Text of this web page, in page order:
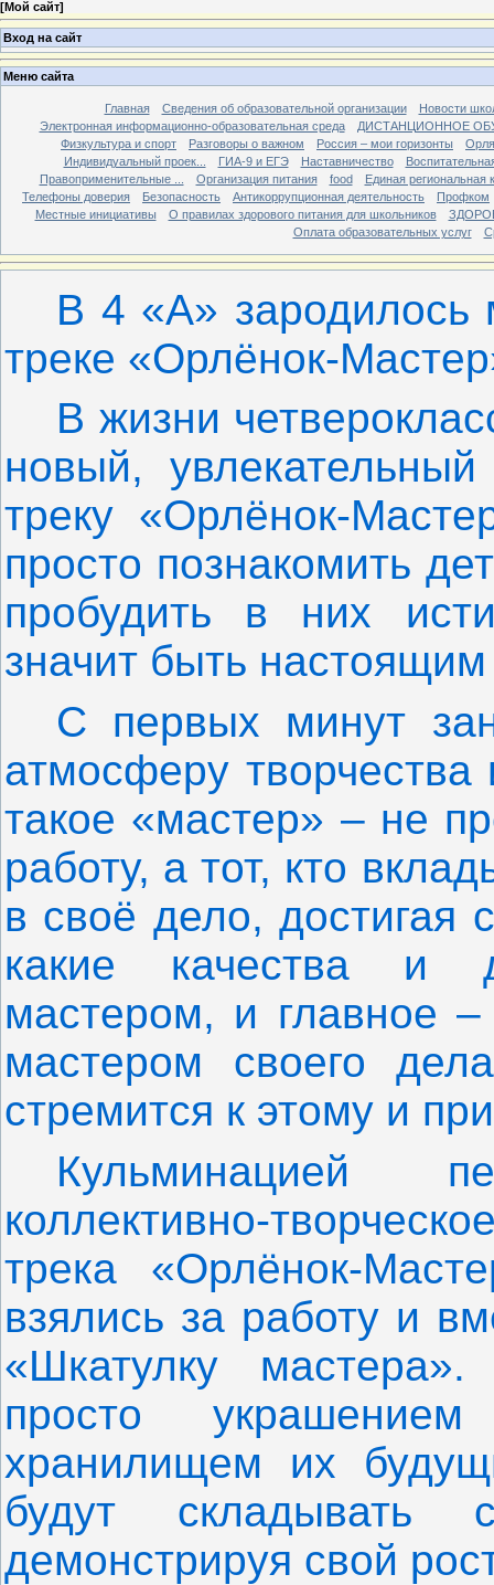
[Мой сайт]
Вход на сайт
Меню сайта
Главная Сведения об образовательной организации
Новости
Электронная информационно-образовательная среда
ДИСТАНЦИОННОЕ
Физкультура и спорт
Разговоры о важном Россия – мои горизонты
Индивидуальный проек...
ГИА-9 и ЕГЭ Наставничество
Правоприменительные ...
Организация питания food
Единая региональная
Телефоны доверия
Безопасность Антикоррупционная деятельность
Профком
Местные инициативы
О правилах здорового питания для школьников
Оплата образовательных услуг
В 4 «А» зародилось
треке «Орлёнок-
В жизни
новый,
треку «Орлёнок-
просто познакомить
пробудить в них
значит быть
С первых минут
атмосферу
такое «мастер» – не
работу, а тот, кто
в своё дело, достигая
какие качества и
мастером, и главное
мастером своего
стремится к этому и
Кульминацией
коллективно-
трека «Орлёнок-
взялись за работу и
«Шкатулку
просто
хранилищем их
будут складывать
демонстрируя свой